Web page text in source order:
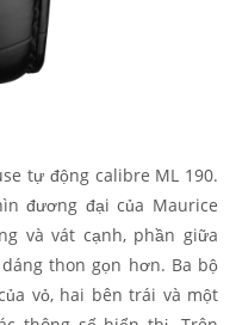
tự động calibre ML 190.
đương đại của Maurice
và vát cạnh, phần giữa
thon gọn hơn. Ba bộ
vỏ, hai bên trái và một